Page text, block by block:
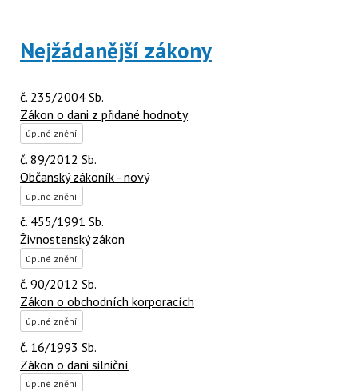
Nejžádanější zákony
č. 235/2004 Sb.
Zákon o dani z přidané hodnoty
úplné znění
č. 89/2012 Sb.
Občanský zákoník - nový
úplné znění
č. 455/1991 Sb.
Živnostenský zákon
úplné znění
č. 90/2012 Sb.
Zákon o obchodních korporacích
úplné znění
č. 16/1993 Sb.
Zákon o dani silniční
úplné znění